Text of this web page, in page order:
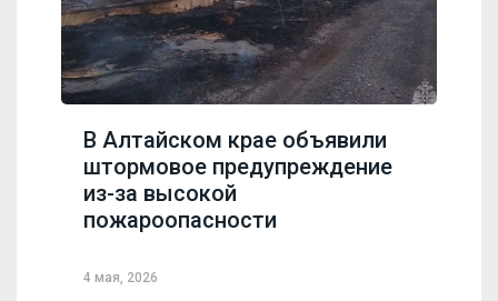
В Алтайском крае объявили
штормовое предупреждение
из-за высокой
пожароопасности
4 мая, 2026